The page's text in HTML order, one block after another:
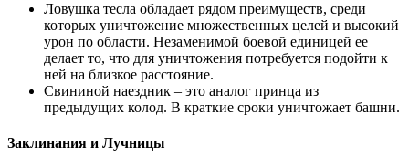
Ловушка тесла обладает рядом преимуществ, среди
которых уничтожение множественных целей и высокий
урон по области. Незаменимой боевой единицей ее
делает то, что для уничтожения потребуется подойти к
ней на близкое расстояние.
Свининой наездник – это аналог принца из
предыдущих колод. В краткие сроки уничтожает башни.
Заклинания и Лучницы